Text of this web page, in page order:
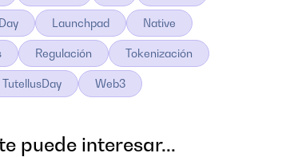
Launchpad Native
Regulación Tokenización
TutellusDay Web3
puede interesar...